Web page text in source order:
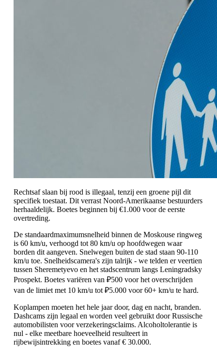
Rechtsaf slaan bij rood is illegaal, tenzij een groene pijl dit
specifiek toestaat. Dit verrast Noord-Amerikaanse bestuurders
herhaaldelijk. Boetes beginnen bij €1.000 voor de eerste
overtreding.
De standaardmaximumsnelheid binnen de Moskouse ringweg
is 60 km/u, verhoogd tot 80 km/u op hoofdwegen waar
borden dit aangeven. Snelwegen buiten de stad staan 90-110
km/u toe. Snelheidscamera's zijn talrijk - we telden er veertien
tussen Sheremetyevo en het stadscentrum langs Leningradsky
Prospekt. Boetes variëren van ₽500 voor het overschrijden
van de limiet met 10 km/u tot ₽5.000 voor 60+ km/u te hard.
Koplampen moeten het hele jaar door, dag en nacht, branden.
Dashcams zijn legaal en worden veel gebruikt door Russische
automobilisten voor verzekeringsclaims. Alcoholtolerantie is
nul - elke meetbare hoeveelheid resulteert in
rijbewijsintrekking en boetes vanaf € 30.000.